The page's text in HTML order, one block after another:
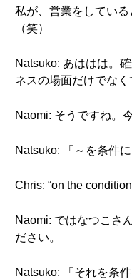
私が、営業をしている
（笑）
Natsuko: あははは。
ネスの場面だけでなく
Naomi: そうですね。
Natsuko: 「～を条件に
Chris: “on the
Naomi: ではなつこさ
ださい。
Natsuko: 「それを条